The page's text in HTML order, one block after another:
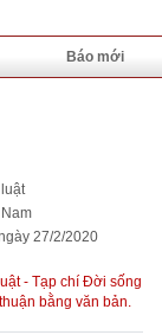
Báo mới
27/2/2020
- Tạp chí Đời sống
bằng văn bản.